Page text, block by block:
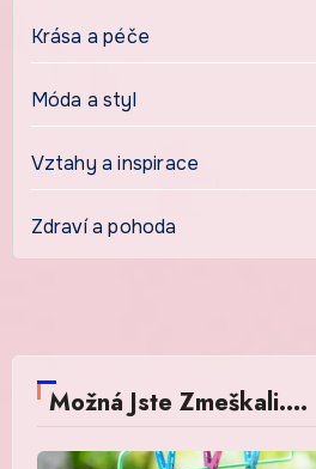
Krása a péče
Móda a styl
Vztahy a inspirace
Zdraví a pohoda
Možná Jste Zmeškali....